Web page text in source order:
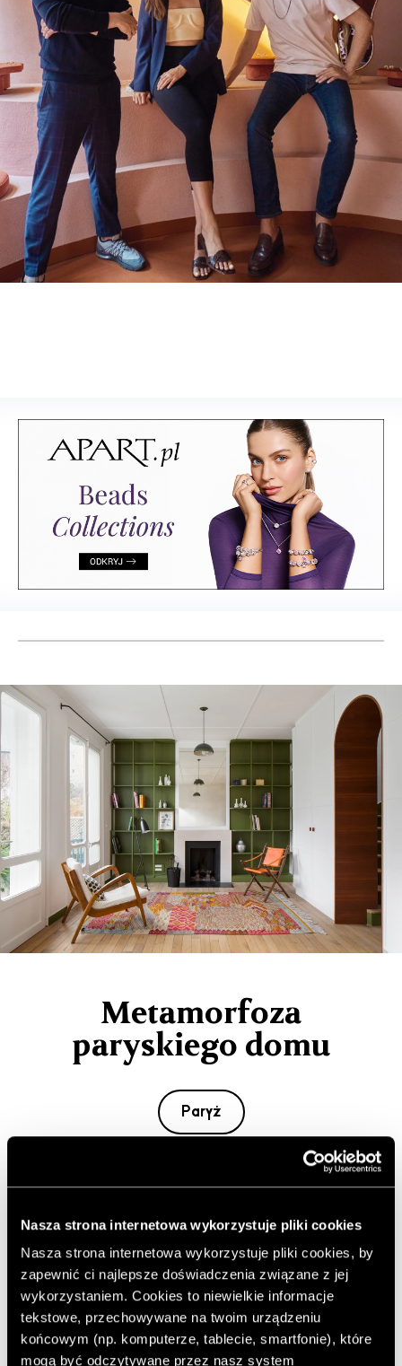
Nasza strona internetowa wykorzystuje pliki cookies
Nasza strona internetowa wykorzystuje pliki cookies, by
zapewnić ci najlepsze doświadczenia związane z jej
wykorzystaniem. Cookies to niewielkie informacje
tekstowe, przechowywane na twoim urządzeniu
końcowym (np. komputerze, tablecie, smartfonie), które
mogą być odczytywane przez nasz system
Metamorfoza
paryskiego domu
Paryż
Gerlier. XIX-wieczny dom został przemieniony w
Autor:JC
Opublikowano: 13.12.2022
Zdjęcia: Ercole Salinaro